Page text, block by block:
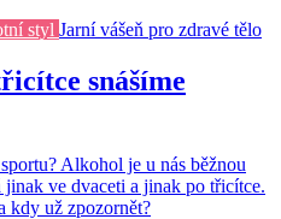
styl Jarní vášeň pro zdravé tělo
snášíme
Alkohol je u nás běžnou
ve dvaceti a jinak po třicítce.
kdy už zpozornět?